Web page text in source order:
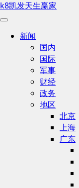
k8凯发天生赢家
新闻
国内
国际
军事
财经
政务
地区
北京
上海
广东